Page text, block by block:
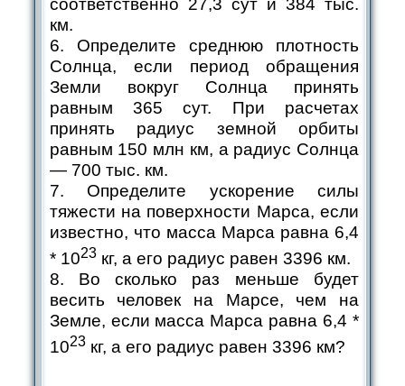
соответственно 27,3 сут и 384 тыс.
км.
6. Определите среднюю плотность
Солнца, если период обращения
Земли вокруг Солнца принять
равным 365 сут. При расчетах
принять радиус земной орбиты
равным 150 млн км, а радиус Солнца
— 700 тыс. км.
7. Определите ускорение силы
тяжести на поверхности Марса, если
известно, что масса Марса равна 6,4
* 1023кг, а его радиус равен 3396 км.
8. Во сколько раз меньше будет
весить человек на Марсе, чем на
Земле, если масса Марса равна 6,4 *
1023кг, а его радиус равен 3396 км?